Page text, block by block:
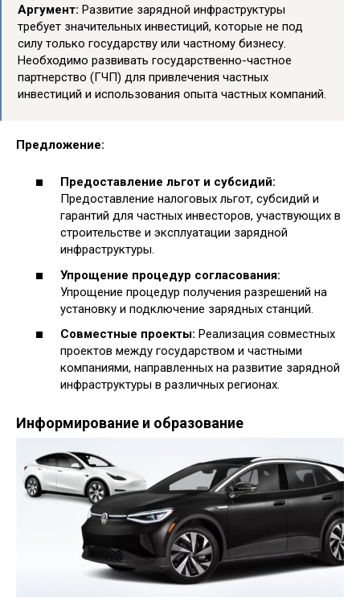
Аргумент: Развитие зарядной инфраструктуры
требует значительных инвестиций, которые не под
силу только государству или частному бизнесу.
Необходимо развивать государственно-частное
партнерство (ГЧП) для привлечения частных
инвестиций и использования опыта частных компаний.
Предложение:
Предоставление льгот и субсидий:
Предоставление налоговых льгот, субсидий и
гарантий для частных инвесторов, участвующих в
строительстве и эксплуатации зарядной
инфраструктуры.
Упрощение процедур согласования:
Упрощение процедур получения разрешений на
установку и подключение зарядных станций.
Совместные проекты: Реализация совместных
проектов между государством и частными
компаниями, направленных на развитие зарядной
инфраструктуры в различных регионах.
Информирование и образование